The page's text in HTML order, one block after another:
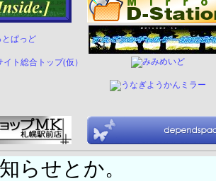
ト総合トップ(仮）
らせとか。